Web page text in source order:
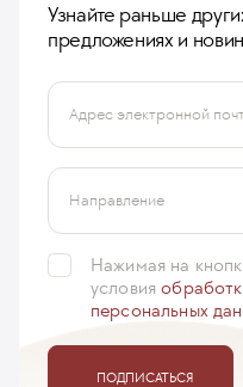
Узнайте раньше
предложениях и
Адрес электронной
Направление
Нажимая на
условия
персональных
ПОДПИСАТЬСЯ